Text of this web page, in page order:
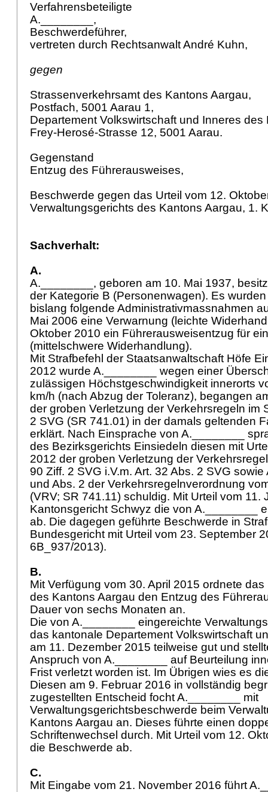
Verfahrensbeteiligte
A.________,
Beschwerdeführer,
vertreten durch Rechtsanwalt André Kuhn,
gegen
Strassenverkehrsamt des Kantons Aargau,
Postfach, 5001 Aarau 1,
Departement Volkswirtschaft und Inneres des
Frey-Herosé-Strasse 12, 5001 Aarau.
Gegenstand
Entzug des Führerausweises,
Beschwerde gegen das Urteil vom 12.
Verwaltungsgerichts des Kantons Aargau, 1.
Sachverhalt:
A.
A.________, geboren am 10. Mai 1937,
der Kategorie B (Personenwagen). Es
bislang folgende Administrativmassnahmen
Mai 2006 eine Verwarnung (leichte
Oktober 2010 ein Führerausweisentzug für
(mittelschwere Widerhandlung).
Mit Strafbefehl der Staatsanwaltschaft Höfe
2012 wurde A.________ wegen einer
zulässigen Höchstgeschwindigkeit innerorts
km/h (nach Abzug der Toleranz), begangen
der groben Verletzung der Verkehrsregeln im
2 SVG (SR 741.01) in der damals geltenden
erklärt. Nach Einsprache von A.________
des Bezirksgerichts Einsiedeln diesen mit
2012 der groben Verletzung der
90 Ziff. 2 SVG i.V.m. Art. 32 Abs. 2 SVG sowie
und Abs. 2 der Verkehrsregelnverordnung
(VRV; SR 741.11) schuldig. Mit Urteil vom 11.
Kantonsgericht Schwyz die von A.________
ab. Die dagegen geführte Beschwerde in
Bundesgericht mit Urteil vom 23. September
6B_937/2013).
B.
Mit Verfügung vom 30. April 2015 ordnete
des Kantons Aargau den Entzug des
Dauer von sechs Monaten an.
Die von A.________ eingereichte
das kantonale Departement Volkswirtschaft
am 11. Dezember 2015 teilweise gut und
Anspruch von A.________ auf Beurteilung
Frist verletzt worden ist. Im Übrigen wies es
Diesen am 9. Februar 2016 in vollständig
zugestellten Entscheid focht A.________ mit
Verwaltungsgerichtsbeschwerde beim
Kantons Aargau an. Dieses führte einen
Schriftenwechsel durch. Mit Urteil vom 12.
die Beschwerde ab.
C.
Mit Eingabe vom 21. November 2016 führt